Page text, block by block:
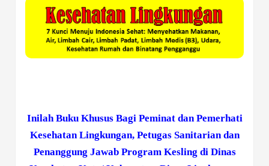
Inilah Buku Khusus Bagi Peminat dan Pemerhati
Kesehatan Lingkungan, Petugas Sanitarian dan
Penanggung Jawab Program Kesling di Dinas